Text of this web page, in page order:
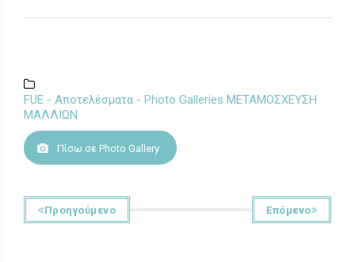
FUE - Αποτελέσματα - Photo Galleries ΜΕΤΑΜΟΣΧΕΥΣΗ
ΜΑΛΛΙΩΝ
Πίσω σε Photo Gallery
Προηγούμενο Επόμενο